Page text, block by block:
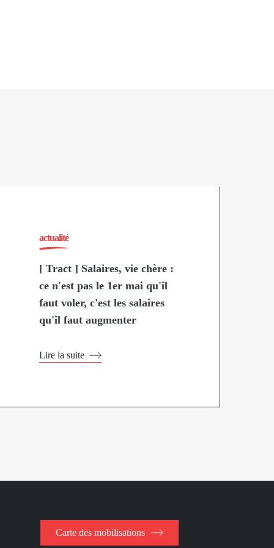
actualité
[ Tract ] Salaires, vie chère :
ce n'est pas le 1er mai qu'il
faut voler, c'est les salaires
qu'il faut augmenter
Lire la suite
Carte des mobilisations